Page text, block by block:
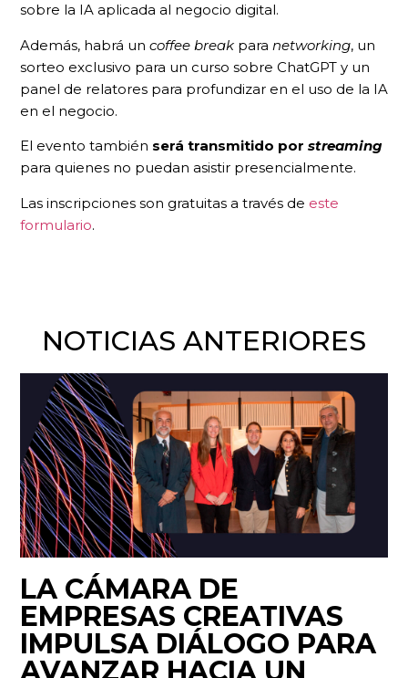
sobre la IA aplicada al negocio digital.
Además, habrá un coffee break para networking, un
sorteo exclusivo para un curso sobre ChatGPT y un
panel de relatores para profundizar en el uso de la IA
en el negocio.
El evento también será transmitido por streaming
para quienes no puedan asistir presencialmente.
Las inscripciones son gratuitas a través de este
formulario.
NOTICIAS ANTERIORES
LA CÁMARA DE
EMPRESAS CREATIVAS
IMPULSA DIÁLOGO PARA
AVANZAR HACIA UN